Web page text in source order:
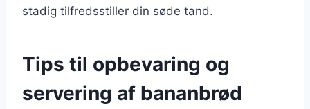
stadig tilfredsstiller din søde tand.
Tips til opbevaring og
servering af bananbrød